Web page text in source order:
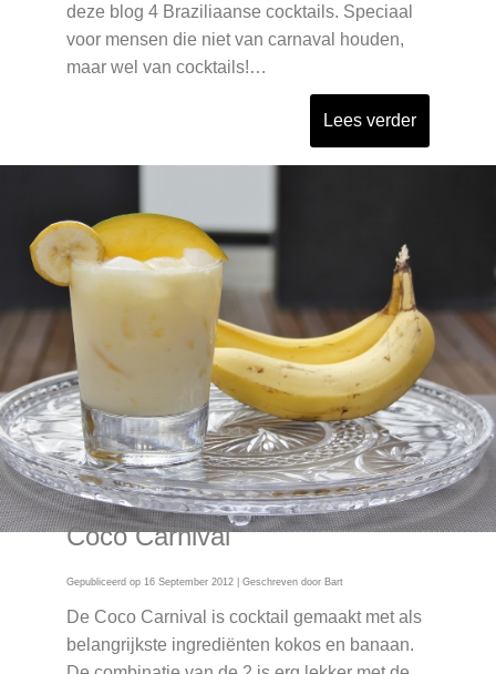
deze blog 4 Braziliaanse cocktails. Speciaal
voor mensen die niet van carnaval houden,
maar wel van cocktails!…
Lees verder
Coco Carnival
Gepubliceerd op 16 September 2012 | Geschreven door Bart
De Coco Carnival is cocktail gemaakt met als
belangrijkste ingrediënten kokos en banaan.